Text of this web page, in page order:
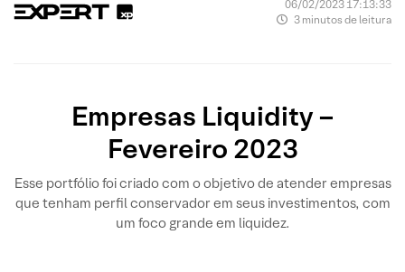
06/02/2023 17:13:33
3 minutos de leitura
Empresas Liquidity –
Fevereiro 2023
Esse portfólio foi criado com o objetivo de atender empresas
que tenham perfil conservador em seus investimentos, com
um foco grande em liquidez.